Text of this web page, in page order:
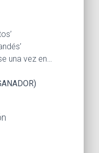
una vez en…